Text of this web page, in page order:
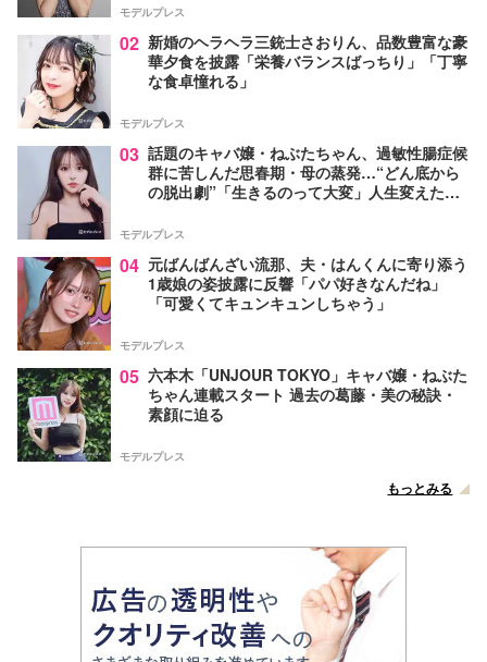
モデルプレス
02 新婚のヘラヘラ三銃士さおりん、品数豊富な豪
華夕食を披露「栄養バランスばっちり」「丁寧
な食卓憧れる」
モデルプレス
03 話題のキャバ嬢・ねぶたちゃん、過敏性腸症候
群に苦しんだ思春期・母の蒸発…“どん底から
の脱出劇”「生きるのって大変」人生変えた言
モデルプレス
04 元ばんばんざい流那、夫・はんくんに寄り添う
1歳娘の姿披露に反響「パパ好きなんだね」
「可愛くてキュンキュンしちゃう」
モデルプレス
05 六本木「UNJOUR TOKYO」キャバ嬢・ねぶた
ちゃん連載スタート 過去の葛藤・美の秘訣・
素顔に迫る
モデルプレス
もっとみる